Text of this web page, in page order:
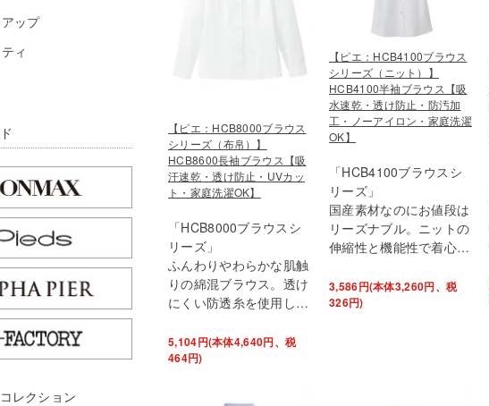
【ピエ：HCB8000ブラウス
シリーズ（布帛）】
HCB8600長袖ブラウス【吸
汗速乾・透け防止・UVカッ
ト・家庭洗濯OK】
「HCB8000ブラウスシ
リーズ」
ふんわりやわらかな肌触
りの綿混ブラウス。透け
にくい防透糸を使用し…
5,104円(本体4,640円、税
464円)
【ピエ：HCB4100ブラウス
シリーズ（ニット）】
HCB4100半袖ブラウス【吸
水速乾・透け防止・防汚加
工・ノーアイロン・家庭洗濯
OK】
「HCB4100ブラウスシ
リーズ」
国産素材なのにお値段は
リーズナブル。ニットの
伸縮性と機能性で着心…
3,586円(本体3,260円、税
326円)
ップ
ィ
レクション